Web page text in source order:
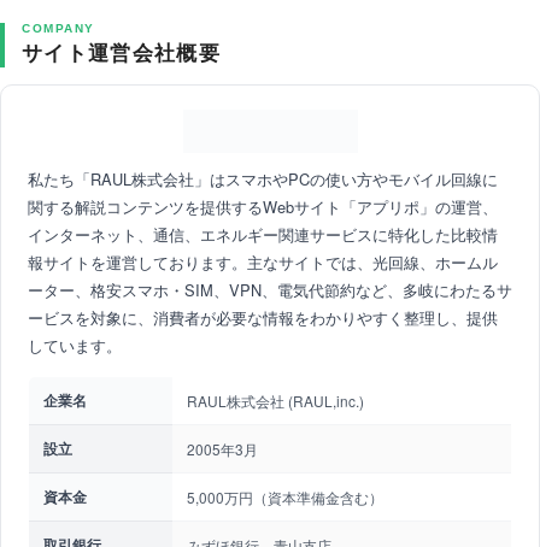
COMPANY
サイト運営会社概要
私たち「RAUL株式会社」はスマホやPCの使い方やモバイル回線に
関する解説コンテンツを提供するWebサイト「アプリポ」の運営、
インターネット、通信、エネルギー関連サービスに特化した比較情
報サイトを運営しております。主なサイトでは、光回線、ホームル
ーター、格安スマホ・SIM、VPN、電気代節約など、多岐にわたるサ
ービスを対象に、消費者が必要な情報をわかりやすく整理し、提供
しています。
企業名 RAUL株式会社 (RAUL,inc.)
設立 2005年3月
資本金 5,000万円（資本準備金含む）